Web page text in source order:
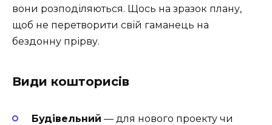
вони розподіляються. Щось на зразок плану,
щоб не перетворити свій гаманець на
бездонну прірву.
Види кошторисів
Будівельний — для нового проекту чи